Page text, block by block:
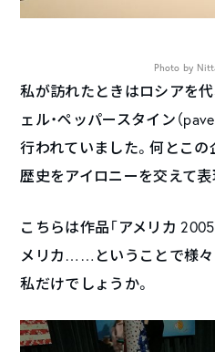
Photo by
私が訪れたときはロシアを
ェル・ペッパースタイン（
行われていました。何とこの
歴史をアイロニーを交えて表
こちらは作品「アメリカ
メリカ……ということで様々
私だけでしょうか。